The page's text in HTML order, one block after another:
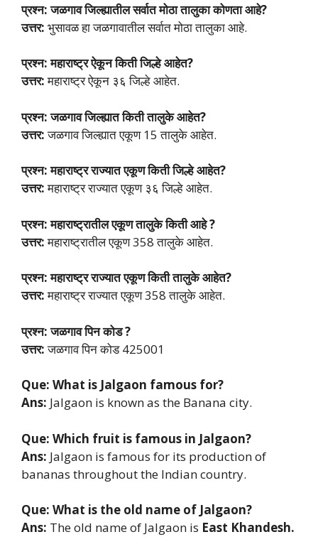
प्रश्न: जळगाव जिल्ह्यातील सर्वात मोठा तालुका कोणता आहे?
उत्तर: भुसावळ हा जळगावातील सर्वात मोठा तालुका आहे.
प्रश्न: महाराष्ट्र ऐकून किती जिल्हे आहेत?
उत्तर:महाराष्ट्र ऐकून ३६ जिल्हे आहेत.
प्रश्न: जळगाव जिल्ह्यात किती तालुके आहेत?
उत्तर:जळगाव जिल्ह्यात एकूण 15 तालुके आहेत.
प्रश्न: महाराष्ट्र राज्यात एकूण किती जिल्हे आहेत?
उत्तर:महाराष्ट्र राज्यात एकूण ३६ जिल्हे आहेत.
प्रश्न: महाराष्ट्रातील एकूण तालुके किती आहे ?
उत्तर:महाराष्ट्रातील एकूण 358 तालुके आहेत.
प्रश्न: महाराष्ट्र राज्यात एकूण किती तालुके आहेत?
उत्तर:महाराष्ट्र राज्यात एकूण 358 तालुके आहेत.
प्रश्न: जळगाव पिन कोड ?
उत्तर:जळगाव पिन कोड 425001
Que: What is Jalgaon famous for?
Ans: Jalgaon is known as the Banana city.
Que: Which fruit is famous in Jalgaon?
Ans: Jalgaon is famous for its production of
bananas throughout the Indian country.
Que: What is the old name of Jalgaon?
Ans: The old name of Jalgaon is East Khandesh.